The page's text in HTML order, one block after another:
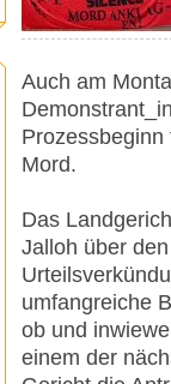
Auch am
Mord.
Das
Jalloh über
umfangreiche
ob und
einem der